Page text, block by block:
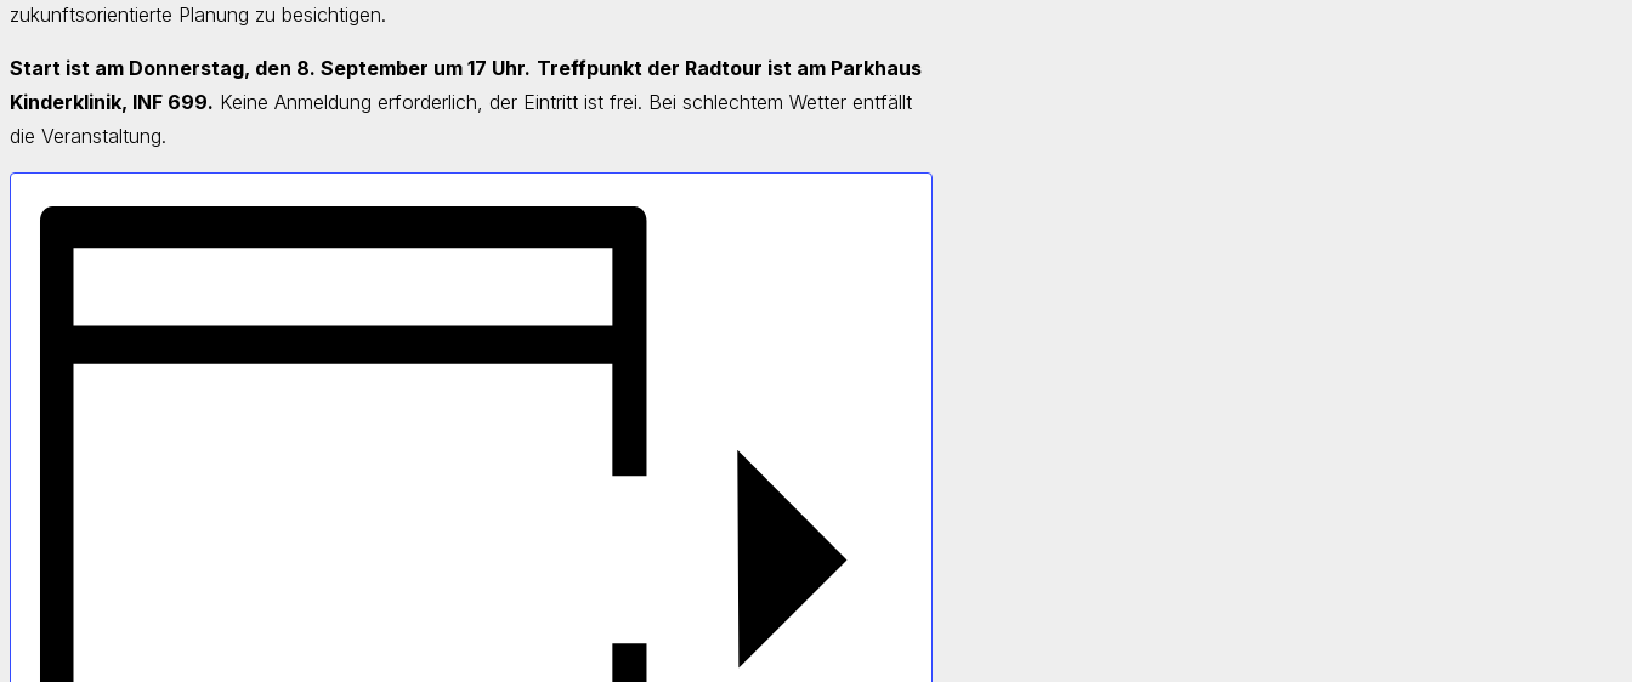
zukunftsorientierte Planung zu besichtigen.
Start ist am Donnerstag, den 8. September um 17 Uhr. Treffpunkt der Radtour ist am Parkhaus
Kinderklinik, INF 699. Keine Anmeldung erforderlich, der Eintritt ist frei. Bei schlechtem Wetter entfällt
die Veranstaltung.